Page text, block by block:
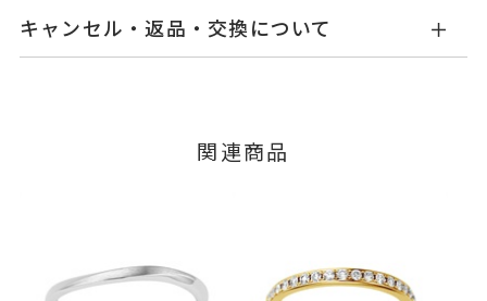
素材
Pt950
石
ダイヤモンド 0.04ct
サイズ直し #7以上 は+2、-1まで
カテゴリー
結婚指輪(マリッジリング)
てご案内いたします。
詳しくはこちら
キャンセル・返品・交換について
ージの購入履歴一覧よりご注文状況をご確認いた
メンバーシップ未登録のお客さまは、お問い合
わせフォームよりご連絡ください。
関連商品